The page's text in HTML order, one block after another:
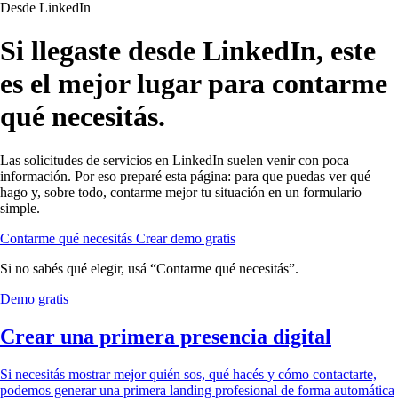
Desde LinkedIn
Si llegaste desde LinkedIn, este
es el mejor lugar para contarme
qué necesitás.
Las solicitudes de servicios en LinkedIn suelen venir con poca
información. Por eso preparé esta página: para que puedas ver qué
hago y, sobre todo, contarme mejor tu situación en un formulario
simple.
Contarme qué necesitás Crear demo gratis
Si no sabés qué elegir, usá “Contarme qué necesitás”.
Demo gratis
Crear una primera presencia digital
Si necesitás mostrar mejor quién sos, qué hacés y cómo contactarte,
podemos generar una primera landing profesional de forma automática